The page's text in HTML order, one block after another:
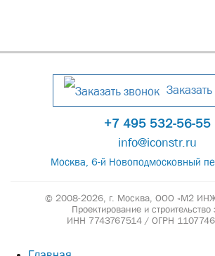
+7 495 532-56-55
info@iconstr.ru
Москва, 6-й Новоподмосковный
© 2008-2026, г. Москва, ООО «М2
Проектирование и строительство
ИНН 7743767514 / ОГРН